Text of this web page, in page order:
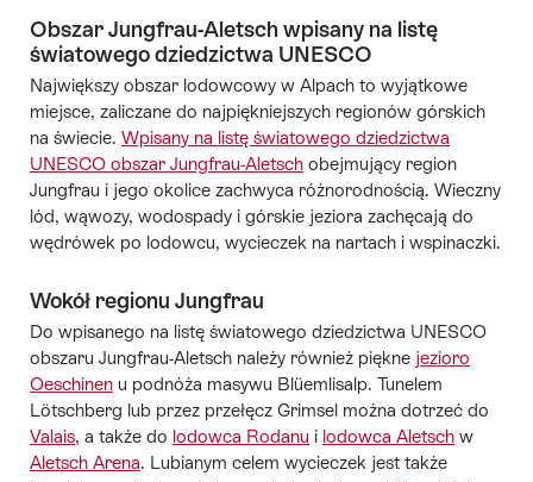
Obszar Jungfrau-Aletsch wpisany na listę
światowego dziedzictwa UNESCO
Największy obszar lodowcowy w Alpach to wyjątkowe
miejsce, zaliczane do najpiękniejszych regionów górskich
na świecie. Wpisany na listę światowego dziedzictwa
UNESCO obszar Jungfrau-Aletsch obejmujący region
Jungfrau i jego okolice zachwyca różnorodnością. Wieczny
lód, wąwozy, wodospady i górskie jeziora zachęcają do
wędrówek po lodowcu, wycieczek na nartach i wspinaczki.
Wokół regionu Jungfrau
Do wpisanego na listę światowego dziedzictwa UNESCO
obszaru Jungfrau-Aletsch należy również piękne jezioro
Oeschinen u podnóża masywu Blüemlisalp. Tunelem
Lötschberg lub przez przełęcz Grimsel można dotrzeć do
Valais, a także do lodowca Rodanu i lodowca Aletsch w
Aletsch Arena. Lubianym celem wycieczek jest także